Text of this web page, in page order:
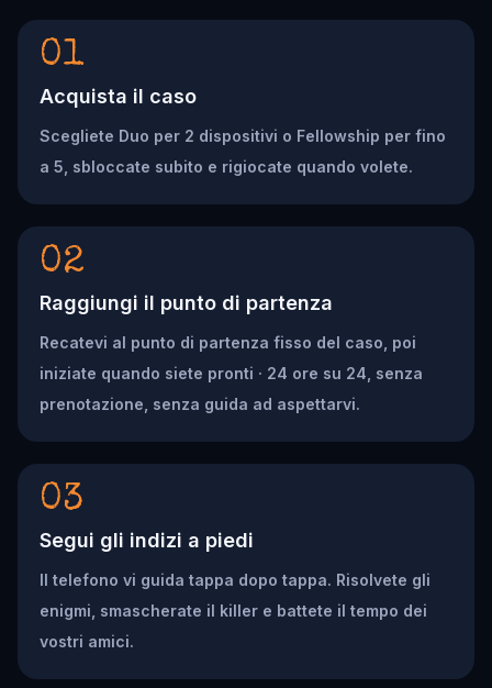
01
Acquista il caso
Scegliete Duo per 2 dispositivi o Fellowship per fino
a 5, sbloccate subito e rigiocate quando volete.
02
Raggiungi il punto di partenza
Recatevi al punto di partenza fisso del caso, poi
iniziate quando siete pronti · 24 ore su 24, senza
prenotazione, senza guida ad aspettarvi.
03
Segui gli indizi a piedi
Il telefono vi guida tappa dopo tappa. Risolvete gli
enigmi, smascherate il killer e battete il tempo dei
vostri amici.